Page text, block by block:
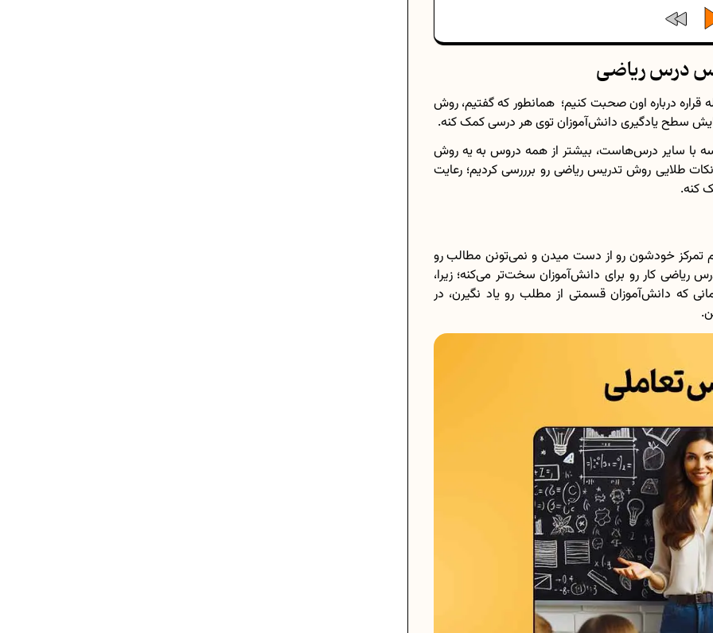
درس ریاضی
درباره اون صحبت کنیم؛ همانطور که گفتیم، روش
سطح یادگیری دانش‌آموزان توی هر درسی کمک کنه.
با سایر درس‌هاست، بیشتر از همه دروس به یه روش
طلایی روش تدریس ریاضی رو برررسی کردیم؛ رعایت
کنه.
خود‌شون رو از دست میدن و نمی‌تونن مطالب رو
کار رو برای دانش‌آموزان سخت‌تر می‌کنه؛ زیرا،
که دانش‌آموزان قسمتی از مطلب رو یاد نگیرن، در